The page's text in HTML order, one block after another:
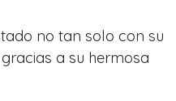
no tan solo con su
a su hermosa